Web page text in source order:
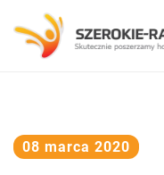
08 marca 2020